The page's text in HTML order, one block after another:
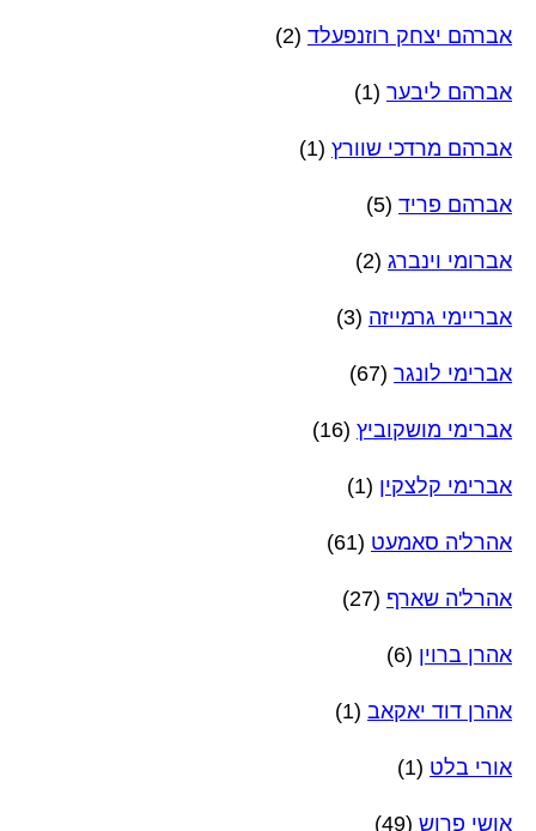
אברהם יצחק רוזנפעלד (2)
אברהם ליבער (1)
אברהם מרדכי שוורץ (1)
אברהם פריד (5)
אברומי וינברג (2)
אבריימי גרמייזה (3)
אברימי לונגר (67)
אברימי מושקוביץ (16)
אברימי קלצקין (1)
אהרל'ה סאמעט (61)
אהרל'ה שארף (27)
אהרן ברוין (6)
אהרן דוד יאקאב (1)
אורי בלט (1)
אושי פרוש (49)